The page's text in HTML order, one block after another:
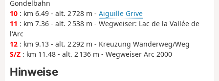
Gondelbahn
10 : km 6.49 - alt. 2 728 m - Aiguille Grive
11 : km 7.36 - alt. 2 538 m - Wegweiser: Lac de la Vallée de
l'Arc
12 : km 9.13 - alt. 2 292 m - Kreuzung Wanderweg/Weg
S/Z : km 11.48 - alt. 2 136 m - Wegweiser Arc 2000
Hinweise